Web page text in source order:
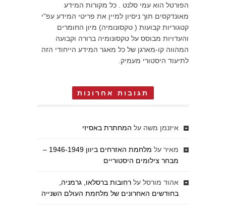
הפורטל הוא עמי סלנט . כל מקורות המידע
מאונדקסים תוך ניסיון למיין את פריטי המידע עפ"י
קטגוריות קבועות ( טקסונומיה) מיון החומרים
והעדויות מבוסס על טקסונומיה ברורה וקבועה
המהווה קו-מארגן של כל מאגר המידע הייחודי הזה
לתיעוד היסטורי מעמיק.
תגובות אחרונות
איזנמן משה על המחתרת באסיזי
מאיר על
מלחמת האזרחים ביוון 1946-1949 –
מבחר צילומים היסטוריים
אהוד מורסל על רחובות ברסלאו, גרמניה,
בחודשים האחרונים של מלחמת העולם השנייה